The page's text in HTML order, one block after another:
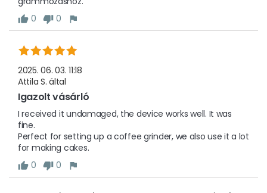
0
0
2025. 06. 03. 11:18
Attila S. által
Igazolt vásárló
I received it undamaged, the device works well. It was
fine.
Perfect for setting up a coffee grinder, we also use it a lot
for making cakes.
0
0